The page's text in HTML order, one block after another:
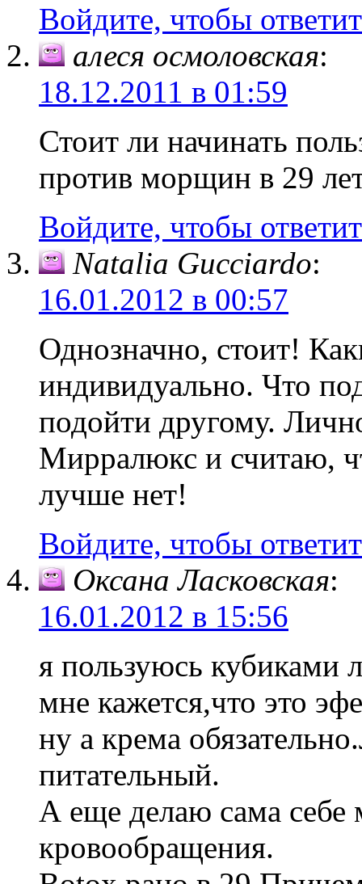
Войдите, чтобы
алеся осмоловская:
18.12.2011 в 01:59
Стоит ли начинать
против морщин в 29
Войдите, чтобы
Natalia Gucciardo:
16.01.2012 в 00:57
Однозначно, стоит!
индивидуально. Что
подойти другому.
Мирралюкс и считаю,
лучше нет!
Войдите, чтобы
Оксана Ласковская:
16.01.2012 в 15:56
я пользуюсь кубиками
мне кажется,что это
ну а крема
питательный.
А еще делаю сама себе
кровообращения.